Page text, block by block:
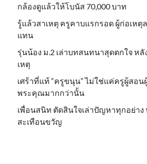
กล้องดูแล้วให้โบนัส 70,000 บาท
รู้แล้วสาเหตุ ครูคาบแรกรอด ผู้ก่อเห
แทน
รุ่นน้อง ม.2 เล่าบทสนทนาสุดตกใจ ห
เหตุ
เศร้าที่แท้ “ครูขนุน” ไม่ใช่แค่ครูผู้สอน
พระคุณมากกว่านั้น
เพื่อนสนิท ตัดสินใจเล่าปัญหาทุกอย่าง
สะเทือนขวัญ